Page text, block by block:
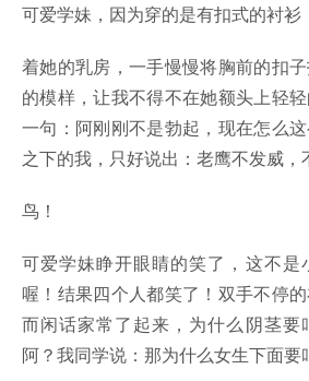
可爱学妹，因为穿的是有扣式的衬衫
着她的乳房，一手慢慢将胸前的扣
的模样，让我不得不在她额头上轻
一句：阿刚刚不是勃起，现在怎么
之下的我，只好说出：老鹰不发威，
鸟！
可爱学妹睁开眼睛的笑了，这不是
喔！结果四个人都笑了！双手不停
而闲话家常了起来，为什么阴茎要
阿？我同学说：那为什么女生下面要